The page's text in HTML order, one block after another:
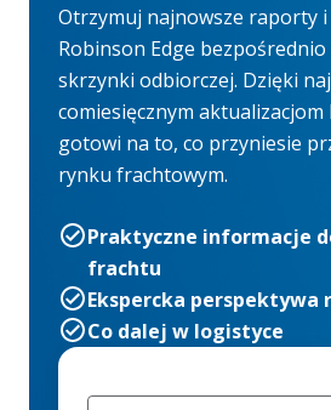
Otrzymuj najnowsze raporty i
Robinson Edge
skrzynki odbiorczej. Dzięki
comiesięcznym aktualizacjom
gotowi na to, co przyniesie
rynku frachtowym.
Praktyczne informacje
frachtu
Ekspercka perspektywa
Co dalej w logistyce